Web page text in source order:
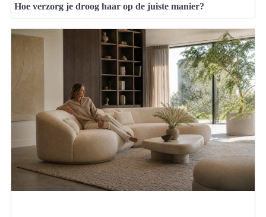
Hoe verzorg je droog haar op de juiste manier?